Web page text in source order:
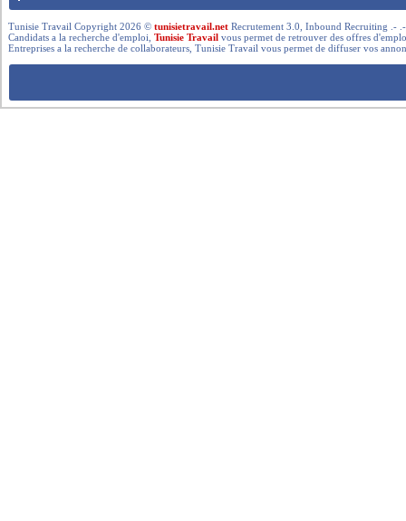
Tunisie Travail Copyright 2026 ©tunisietravail.net Recrutement 3.0, Inbound Recruiting .-
Candidats a la recherche d'emploi,Tunisie Travail vous permet de retrouver des offres
Entreprises a la recherche de collaborateurs, Tunisie Travail vous permet de diffuser vos